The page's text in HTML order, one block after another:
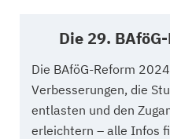
Die 29.
Die BAföG-Reform
Verbesserungen, die
entlasten und den
erleichtern – alle Infos